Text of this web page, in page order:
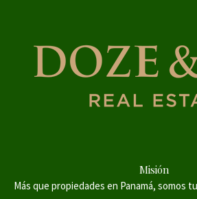
Misión
Más que propiedades en Panamá, somos